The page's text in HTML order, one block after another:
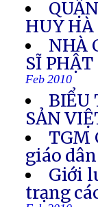
HUY
NHÀ
SĨ
Feb 2010
BIỂU
SẢN
TGM
giáo
Giới
trạng